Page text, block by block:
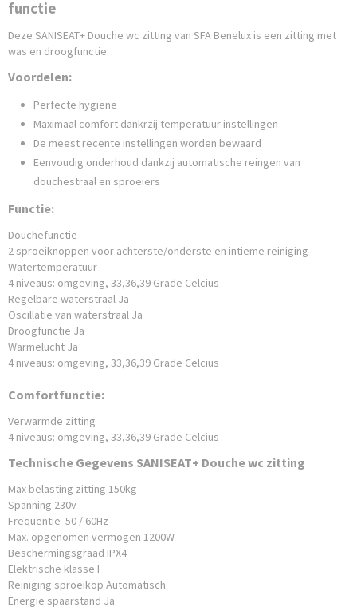
4,80 Kg
8,00 Kg
Afmetingen (l,b,h)
51 x 44,50 x 15,90 cm
functie
Deze SANISEAT+ Douche wc zitting van SFA Benelux is een zitting met
was en droogfunctie.
Voordelen:
Perfecte hygiëne
Maximaal comfort dankrzij temperatuur instellingen
De meest recente instellingen worden bewaard
Eenvoudig onderhoud dankzij automatische reingen van
douchestraal en sproeiers
Functie:
Douchefunctie
2 sproeiknoppen voor achterste/onderste en intieme reiniging
Watertemperatuur
4 niveaus: omgeving, 33,36,39 Grade Celcius
Regelbare waterstraal Ja
Oscillatie van waterstraal Ja
Droogfunctie Ja
Warmelucht Ja
4 niveaus: omgeving, 33,36,39 Grade Celcius
Comfortfunctie:
Verwarmde zitting
4 niveaus: omgeving, 33,36,39 Grade Celcius
Technische Gegevens SANISEAT+ Douche wc zitting
Max belasting zitting 150kg
Spanning 230v
Frequentie 50 / 60Hz
Max. opgenomen vermogen 1200W
Beschermingsgraad IPX4
Elektrische klasse I
Reiniging sproeikop Automatisch
Energie spaarstand Ja